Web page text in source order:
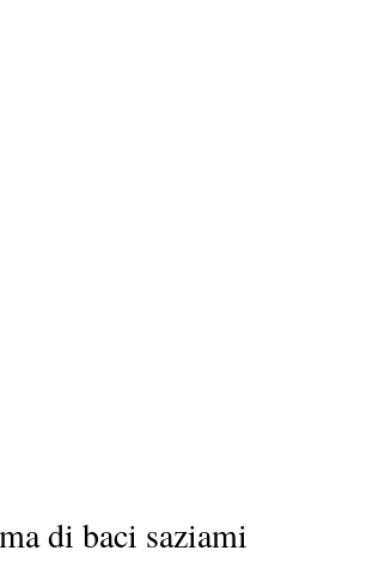
di baci saziami